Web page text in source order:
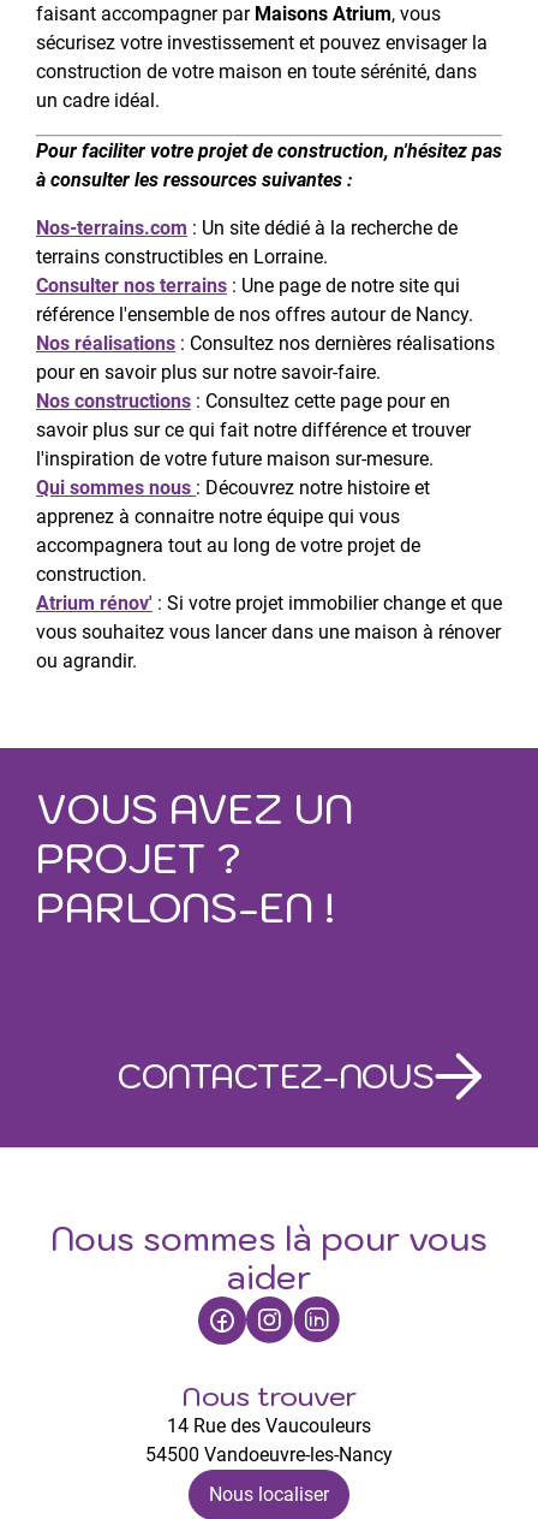
faisant accompagner par Maisons Atrium, vous
sécurisez votre investissement et pouvez envisager la
construction de votre maison en toute sérénité, dans
un cadre idéal.
Pour faciliter votre projet de construction, n'hésitez pas
à consulter les ressources suivantes :
Nos-terrains.com : Un site dédié à la recherche de
terrains constructibles en Lorraine.
Consulter nos terrains : Une page de notre site qui
référence l'ensemble de nos offres autour de Nancy.
Nos réalisations : Consultez nos dernières réalisations
pour en savoir plus sur notre savoir-faire.
Nos constructions : Consultez cette page pour en
savoir plus sur ce qui fait notre différence et trouver
l'inspiration de votre future maison sur-mesure.
Qui sommes nous : Découvrez notre histoire et
apprenez à connaitre notre équipe qui vous
accompagnera tout au long de votre projet de
construction.
Atrium rénov' : Si votre projet immobilier change et que
vous souhaitez vous lancer dans une maison à rénover
ou agrandir.
VOUS AVEZ UN
PROJET ?
PARLONS-EN !
CONTACTEZ-NOUS
Nous sommes là pour vous
aider
Nous trouver
14 Rue des Vaucouleurs
54500 Vandoeuvre-les-Nancy
Nous localiser